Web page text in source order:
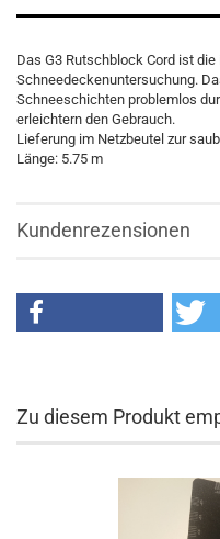
Das G3 Rutschblock Cord ist
Schneedeckenuntersuchung.
Schneeschichten problemlos
erleichtern den Gebrauch.
Lieferung im Netzbeutel zur
Länge: 5.75 m
Kundenrezensionen
Zu diesem Produkt